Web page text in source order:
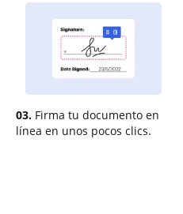
03. Firma tu documento en
línea en unos pocos clics.